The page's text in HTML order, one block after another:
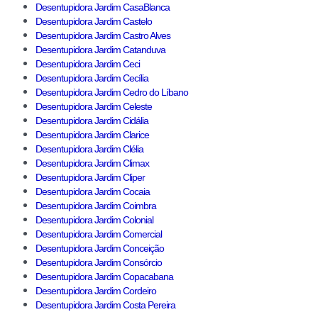
Desentupidora Jardim CasaBlanca
Desentupidora Jardim Castelo
Desentupidora Jardim Castro Alves
Desentupidora Jardim Catanduva
Desentupidora Jardim Ceci
Desentupidora Jardim Cecília
Desentupidora Jardim Cedro do Líbano
Desentupidora Jardim Celeste
Desentupidora Jardim Cidália
Desentupidora Jardim Clarice
Desentupidora Jardim Clélia
Desentupidora Jardim Climax
Desentupidora Jardim Cliper
Desentupidora Jardim Cocaia
Desentupidora Jardim Coimbra
Desentupidora Jardim Colonial
Desentupidora Jardim Comercial
Desentupidora Jardim Conceição
Desentupidora Jardim Consórcio
Desentupidora Jardim Copacabana
Desentupidora Jardim Cordeiro
Desentupidora Jardim Costa Pereira